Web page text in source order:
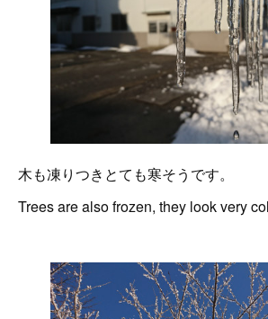
木も凍りつきとても寒そうです。
Trees are also frozen, they look very